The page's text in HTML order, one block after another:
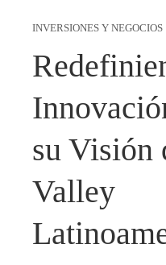
INVERSIONES Y NEGOCIOS
su Visión
Valley